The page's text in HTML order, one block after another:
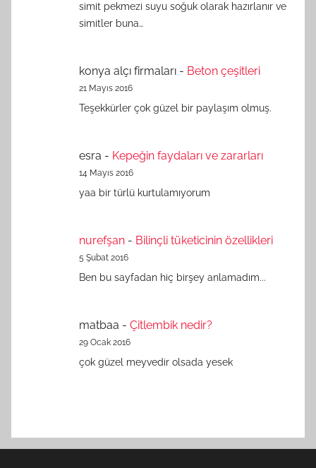
simit pekmezi suyu soğuk olarak hazırlanır ve
simitler buna…
konya alçı firmaları - Beton çeşitleri
21 Mayıs 2016
Teşekkürler çok güzel bir paylaşım olmuş.
esra - Kepeğin faydaları ve zararları
14 Mayıs 2016
yaa bir türlü kurtulamıyorum
nurefşan - Bilinçli tüketicinin özellikleri
5 Şubat 2016
Ben bu sayfadan hiç birşey anlamadım...
matbaa - Çitlembik nedir?
29 Ocak 2016
çok güzel meyvedir olsada yesek